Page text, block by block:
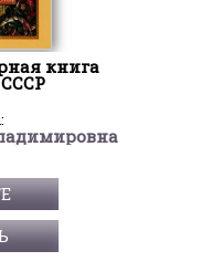
книга